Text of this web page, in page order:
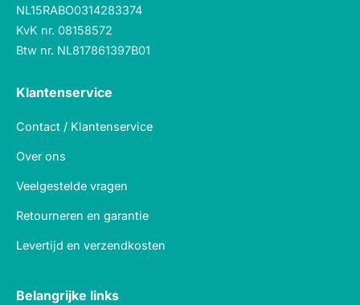
NL15RABO0314283374
KvK nr. 08158572
Btw nr. NL817861397B01
Klantenservice
Contact / Klantenservice
Over ons
Veelgestelde vragen
Retourneren en garantie
Levertijd en verzendkosten
Belangrijke links